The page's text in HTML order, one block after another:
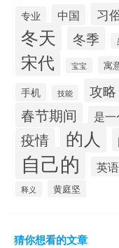
专业 中国 习
冬天 冬季
宋代 宝宝 寓
手机 技能 攻略
春节期间 是一
疫情 的人
自己的 英语
释义 黄庭坚
猜你想看的文章